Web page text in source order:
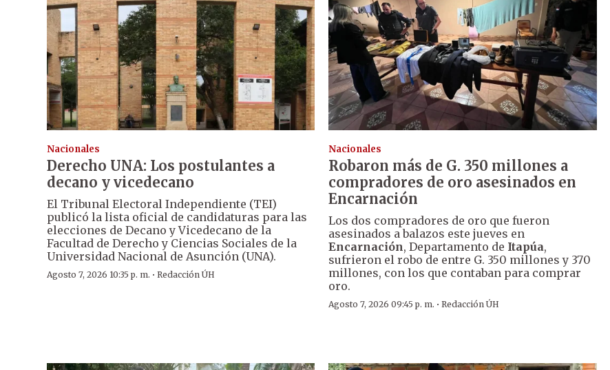
Nacionales
Derecho UNA: Los postulantes a
decano y vicedecano
El Tribunal Electoral Independiente (TEI)
publicó la lista oficial de candidaturas para las
elecciones de Decano y Vicedecano de la
Facultad de Derecho y Ciencias Sociales de la
Universidad Nacional de Asunción (UNA).
Agosto 7, 2026 10:35 p. m. · Redacción ÚH
Nacionales
Robaron más de G. 350 millones a
compradores de oro asesinados en
Encarnación
Los dos compradores de oro que fueron
asesinados a balazos este jueves en
Encarnación, Departamento de Itapúa,
sufrieron el robo de entre G. 350 millones y 370
millones, con los que contaban para comprar
oro.
Agosto 7, 2026 09:45 p. m. ·Redacción ÚH